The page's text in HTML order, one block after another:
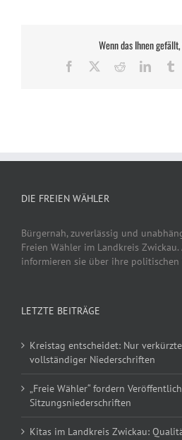
Wenn das Ihnen
Facebook Reddit
DIE FREIEN WÄHLER
Bürgernah, zuverlässig und
Freien Wähler im Landkreis
informieren sie über ihre
LETZTE BEITRÄGE
Kreistag entscheidet: Nur
vollständiger Niederschriften
„Freie Wähler“ fordern
Sitzungsniederschriften
Kitas im Landkreis Zwickau: